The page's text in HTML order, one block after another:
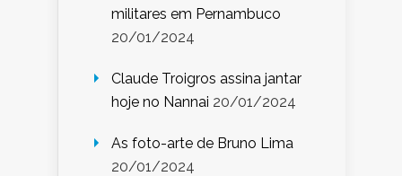
militares em Pernambuco
20/01/2024
Claude Troigros assina jantar
hoje no Nannai 20/01/2024
As foto-arte de Bruno Lima
20/01/2024